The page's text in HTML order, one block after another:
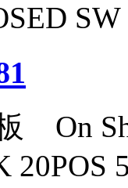
SW
On
20POS